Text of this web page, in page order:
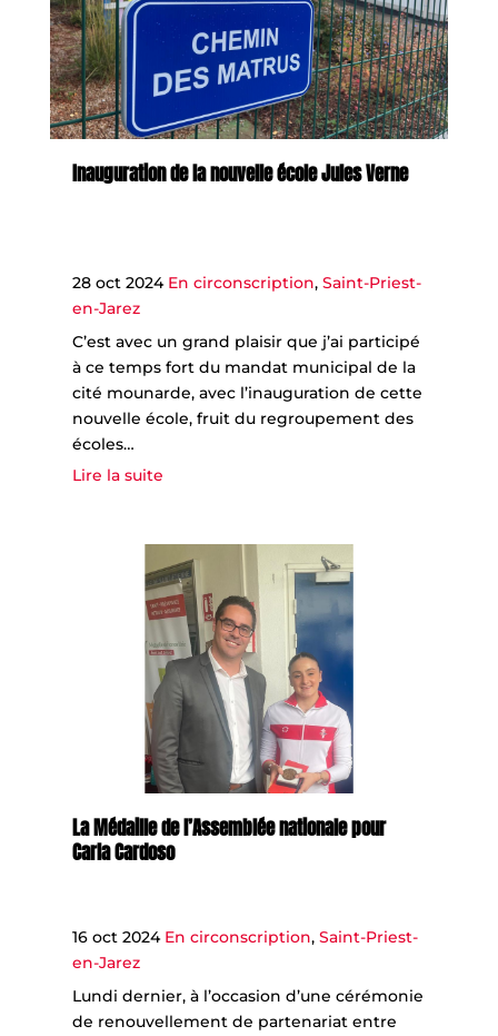
Inauguration de la nouvelle école Jules Verne
28 oct 2024 En circonscription, Saint-Priest-
en-Jarez
C’est avec un grand plaisir que j’ai participé
à ce temps fort du mandat municipal de la
cité mounarde, avec l’inauguration de cette
nouvelle école, fruit du regroupement des
écoles…
Lire la suite
La Médaille de l’Assemblée nationale pour
Carla Cardoso
16 oct 2024 En circonscription, Saint-Priest-
en-Jarez
Lundi dernier, à l’occasion d’une cérémonie
de renouvellement de partenariat entre